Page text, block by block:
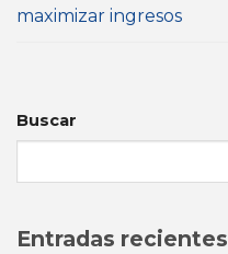
maximizar ingresos
Buscar
Entradas recientes